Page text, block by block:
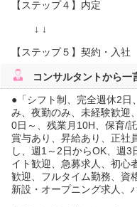
【ステップ４】内定
↓ ↓
【ステップ５】契約・入社
コンサルタントから一
●「シフト制、完全週休2日
み、夜勤のみ、未経験歓迎
0日～、残業月10H、保育/
賞与あり、昇給あり、正社
し、週1～2日からOK、週
イト歓迎、急募求人、初心
歓迎、フルタイム勤務、資
新設・オープニング求人、